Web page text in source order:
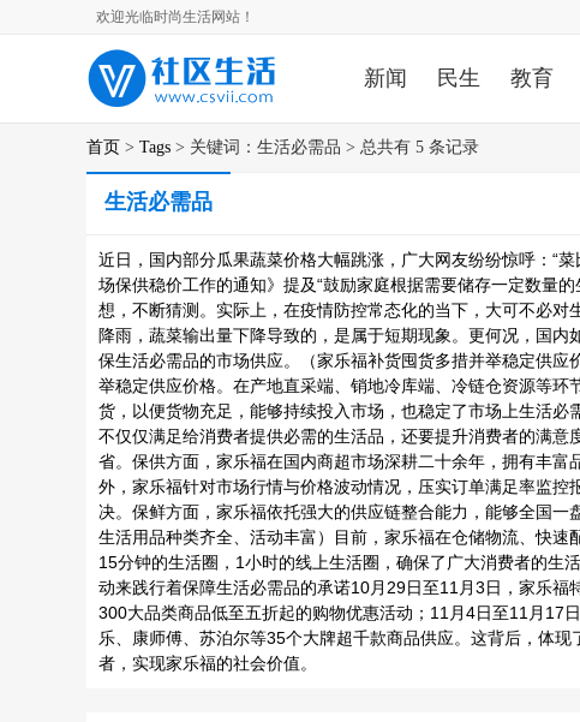
欢迎光临时尚生活网站！
新闻 民生 教育
首页 > Tags > 关键词：生活必需品 > 总共有 5 条记录
生活必需品
近日，国内部分瓜果蔬菜价格大幅跳涨，广大网友纷纷惊呼：“
场保供稳价工作的通知》提及“鼓励家庭根据需要储存一定数量
想，不断猜测。实际上，在疫情防控常态化的当下，大可不必
降雨，蔬菜输出量下降导致的，是属于短期现象。更何况，国
保生活必需品的市场供应。（家乐福补货囤货多措并举稳定供
举稳定供应价格。在产地直采端、销地冷库端、冷链仓资源等
货，以便货物充足，能够持续投入市场，也稳定了市场上生活
不仅仅满足给消费者提供必需的生活品，还要提升消费者的满意
省。保供方面，家乐福在国内商超市场深耕二十余年，拥有丰
外，家乐福针对市场行情与价格波动情况，压实订单满足率监
决。保鲜方面，家乐福依托强大的供应链整合能力，能够全国
生活用品种类齐全、活动丰富）目前，家乐福在仓储物流、快
15分钟的生活圈，1小时的线上生活圈，确保了广大消费者的生
动来践行着保障生活必需品的承诺10月29日至11月3日，家乐福
300大品类商品低至五折起的购物优惠活动；11月4日至11月17
乐、康师傅、苏泊尔等35个大牌超千款商品供应。这背后，体
者，实现家乐福的社会价值。